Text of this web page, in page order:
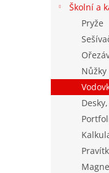
Školní a
Pryže
Nůžky